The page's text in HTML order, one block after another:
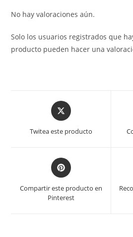
No hay valoraciones aún.
Solo los usuarios registrados que
producto pueden hacer una
Opens
in
new
Twitea este producto
Opens
in
new
Compartir este producto en
Pinterest